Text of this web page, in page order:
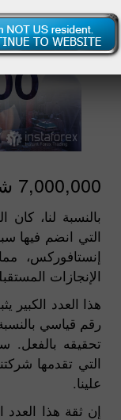
7,000,000 شخص يختاروننا
بالنسبة لنا،
التي انضم فيها
إنستافوركس،
الإنجازات
هذا العدد الكبير
رقم قياسي
تحقيقه بالفعل.
التي تقدمها
علينا.
إن ثقة هذا